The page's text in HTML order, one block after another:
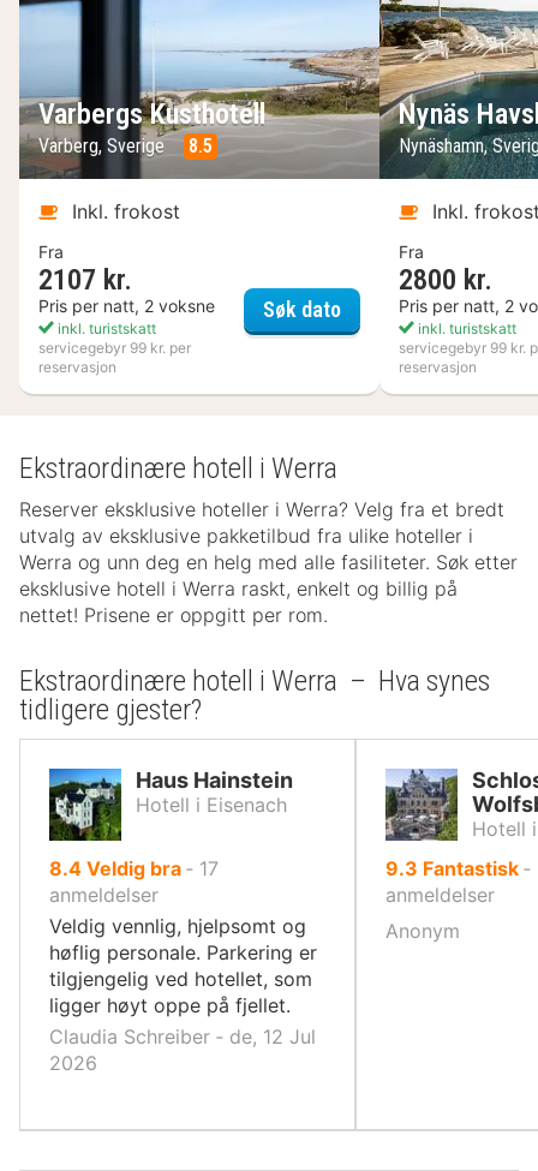
Varbergs Kusthotell
Varberg, Sverige 8.5
Inkl. frokost
Fra
2107 kr.
Pris per natt, 2 voksne
inkl. turistskatt
servicegebyr 99 kr. per
reservasjon
Søk datoVarbergs Kusthotell
Nynäs
Nynäshamn,
Inkl.
Fra
2800 kr.
Pris per natt, 2
inkl. turistskatt
servicegebyr 99 kr.
reservasjon
Ekstraordinære hotell i Werra
Reserver eksklusive hoteller i Werra? Velg fra et bredt
utvalg av eksklusive pakketilbud fra ulike hoteller i
Werra og unn deg en helg med alle fasiliteter. Søk etter
eksklusive hotell i Werra raskt, enkelt og billig på
nettet! Prisene er oppgitt per rom.
Ekstraordinære hotell i Werra – Hva synes
tidligere gjester?
Haus Hainstein
Hotell i Eisenach
8.4av
10,
Veldig bra ‐ 17
anmeldelser
Veldig vennlig, hjelpsomt og
høflig personale. Parkering er
tilgjengelig ved hotellet, som
ligger høyt oppe på fjellet.
Claudia Schreiber ‐ de, 12 Jul
2026
Hotell
9.3 av
10,
Fantastisk ‐
anmeldelser
Anonym